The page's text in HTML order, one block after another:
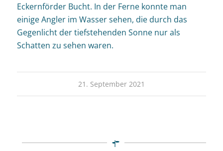
Eckernförder Bucht. In der Ferne konnte man
einige Angler im Wasser sehen, die durch das
Gegenlicht der tiefstehenden Sonne nur als
Schatten zu sehen waren.
21. September 2021